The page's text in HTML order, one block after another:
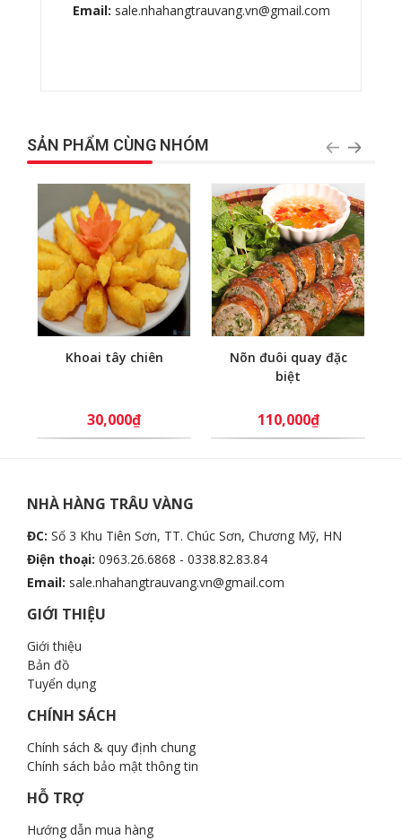
Email: sale.nhahangtrauvang.vn@gmail.com
SẢN PHẨM CÙNG NHÓM
Khoai tây chiên
30,000₫
Nõn đuôi quay đặc
biệt
110,000₫
NHÀ HÀNG TRÂU VÀNG
ĐC: Số 3 Khu Tiên Sơn, TT. Chúc Sơn, Chương Mỹ, HN
Điện thoại: 0963.26.6868 - 0338.82.83.84
Email: sale.nhahangtrauvang.vn@gmail.com
GIỚI THIỆU
Giới thiệu
Bản đồ
Tuyển dụng
CHÍNH SÁCH
Chính sách & quy định chung
Chính sách bảo mật thông tin
HỖ TRỢ
Hướng dẫn mua hàng